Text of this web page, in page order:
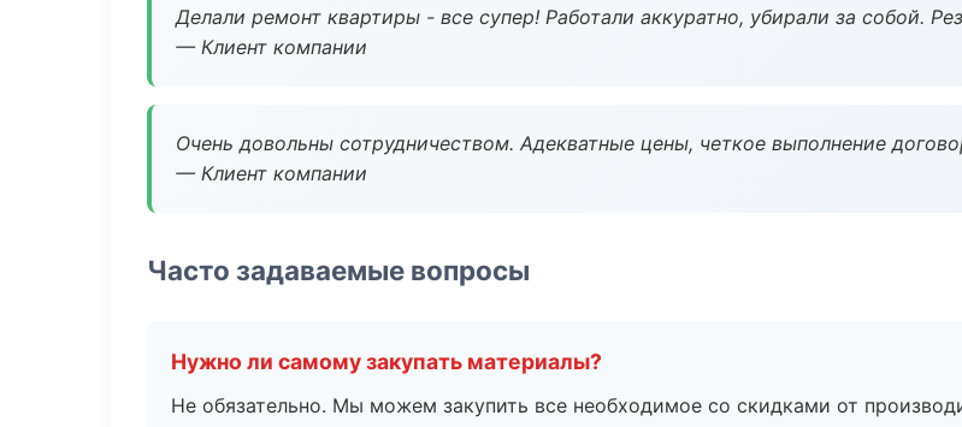
Делали ремонт квартиры - все супер! Работали аккуратно, убирали за собой.
— Клиент компании
Очень довольны сотрудничеством. Адекватные цены, четкое выполнение
— Клиент компании
Часто задаваемые вопросы
Нужно ли самому закупать материалы?
Не обязательно. Мы можем закупить все необходимое со скидками от